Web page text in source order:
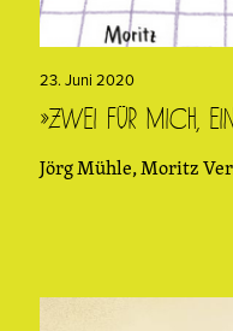
23. Juni 2020
»Zwei für mich,
Jörg Mühle, Moritz